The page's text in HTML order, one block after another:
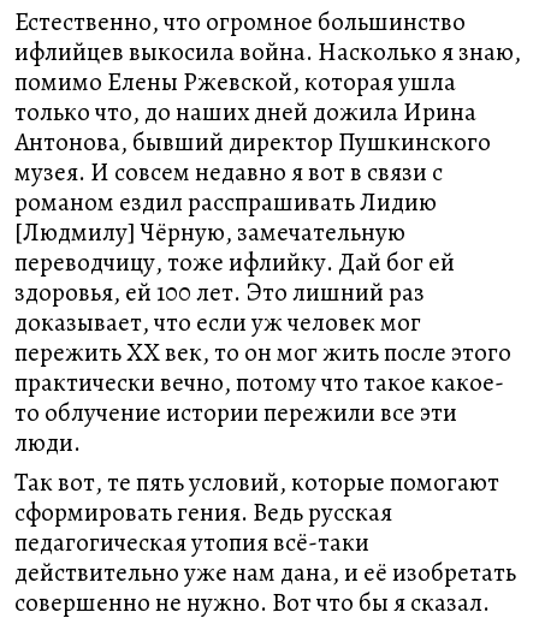
Естественно, что огромное большинство
ифлийцев выкосила война. Насколько я знаю,
помимо Елены Ржевской, которая ушла
только что, до наших дней дожила Ирина
Антонова, бывший директор Пушкинского
музея. И совсем недавно я вот в связи с
романом ездил расспрашивать Лидию
[Людмилу] Чёрную, замечательную
переводчицу, тоже ифлийку. Дай бог ей
здоровья, ей 100 лет. Это лишний раз
доказывает, что если уж человек мог
пережить XX век, то он мог жить после этого
практически вечно, потому что такое какое-
то облучение истории пережили все эти
люди.
Так вот, те пять условий, которые помогают
сформировать гения. Ведь русская
педагогическая утопия всё-таки
действительно уже нам дана, и её изобретать
совершенно не нужно. Вот что бы я сказал.